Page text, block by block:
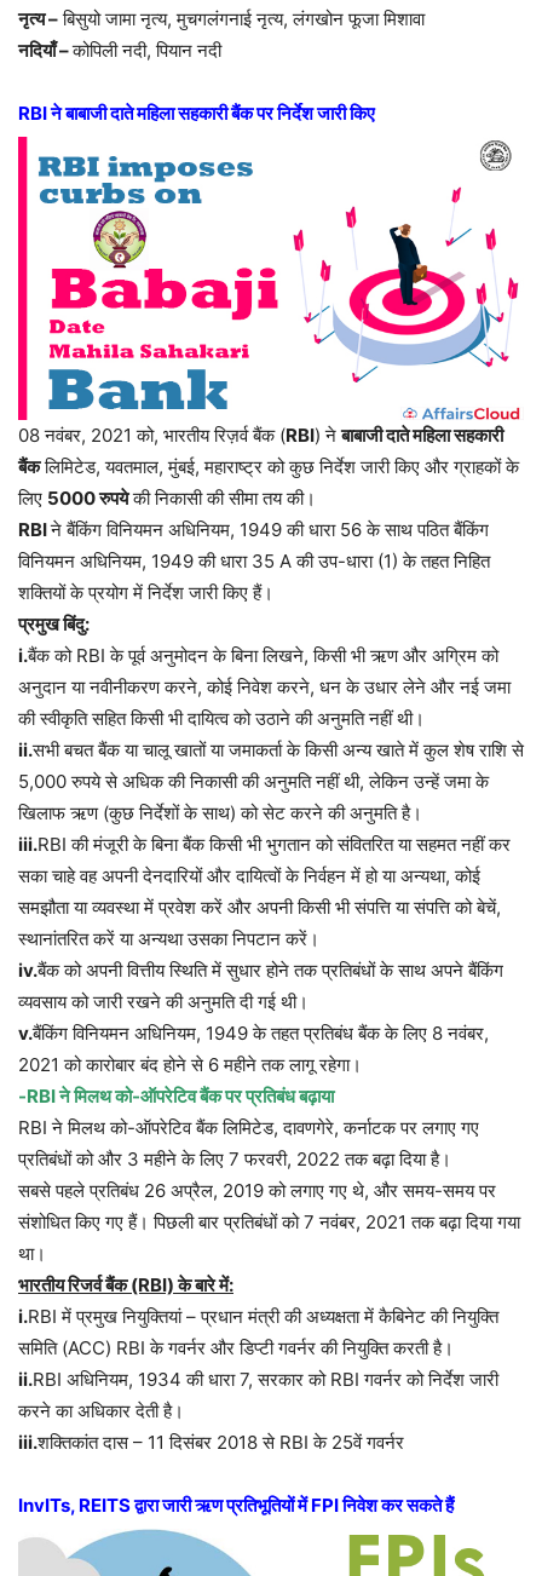
नृत्य –बिसुयो जामा नृत्य, मुचगलंगनाई नृत्य, लंगखोन फूजा मिशावा
नदियाँ –कोपिली नदी, पियान नदी
RBI ने बाबाजी दाते महिला सहकारी बैंक पर निर्देश जारी किए
08 नवंबर, 2021 को, भारतीय रिज़र्व बैंक (RBI) नेबाबाजी दाते महिला सहकारी
बैंकलिमिटेड, यवतमाल, मुंबई, महाराष्ट्र को कुछ निर्देश जारी किए और ग्राहकों के
लिए 5000 रुपयेकी निकासी की सीमा तय की।
RBIने बैंकिंग विनियमन अधिनियम, 1949 की धारा 56 के साथ पठित बैंकिंग
विनियमन अधिनियम, 1949 की धारा 35 A की उप-धारा (1) के तहत निहित
शक्तियों के प्रयोग में निर्देश जारी किए हैं।
प्रमुख बिंदु:
i.बैंक को RBI के पूर्व अनुमोदन के बिना लिखने, किसी भी ऋण और अग्रिम को
अनुदान या नवीनीकरण करने, कोई निवेश करने, धन के उधार लेने और नई जमा
की स्वीकृति सहित किसी भी दायित्व को उठाने की अनुमति नहीं थी।
ii.सभी बचत बैंक या चालू खातों या जमाकर्ता के किसी अन्य खाते में कुल शेष राशि से
5,000 रुपये से अधिक की निकासी की अनुमति नहीं थी, लेकिन उन्हें जमा के
खिलाफ ऋण (कुछ निर्देशों के साथ) को सेट करने की अनुमति है।
iii.RBI की मंजूरी के बिना बैंक किसी भी भुगतान को संवितरित या सहमत नहीं कर
सका चाहे वह अपनी देनदारियों और दायित्वों के निर्वहन में हो या अन्यथा, कोई
समझौता या व्यवस्था में प्रवेश करें और अपनी किसी भी संपत्ति या संपत्ति को बेचें,
स्थानांतरित करें या अन्यथा उसका निपटान करें।
iv.बैंक को अपनी वित्तीय स्थिति में सुधार होने तक प्रतिबंधों के साथ अपने बैंकिंग
व्यवसाय को जारी रखने की अनुमति दी गई थी।
v.बैंकिंग विनियमन अधिनियम, 1949 के तहत प्रतिबंध बैंक के लिए 8 नवंबर,
2021 को कारोबार बंद होने से 6 महीने तक लागू रहेगा।
-RBI ने मिलथ को-ऑपरेटिव बैंक पर प्रतिबंध बढ़ाया
RBI ने मिलथ को-ऑपरेटिव बैंक लिमिटेड, दावणगेरे, कर्नाटक पर लगाए गए
प्रतिबंधों को और 3 महीने के लिए 7 फरवरी, 2022 तक बढ़ा दिया है।
सबसे पहले प्रतिबंध 26 अप्रैल, 2019 को लगाए गए थे, और समय-समय पर
संशोधित किए गए हैं। पिछली बार प्रतिबंधों को 7 नवंबर, 2021 तक बढ़ा दिया गया
था।
भारतीय रिजर्व बैंक (RBI) के बारे में:
i.RBI में प्रमुख नियुक्तियां – प्रधान मंत्री की अध्यक्षता में कैबिनेट की नियुक्ति
समिति (ACC) RBI के गवर्नर और डिप्टी गवर्नर की नियुक्ति करती है।
ii.RBI अधिनियम, 1934 की धारा 7, सरकार को RBI गवर्नर को निर्देश जारी
करने का अधिकार देती है।
iii.शक्तिकांत दास – 11 दिसंबर 2018 से RBI के 25वें गवर्नर
InvITs, REITS द्वारा जारी ऋण प्रतिभूतियों में FPI निवेश कर सकते हैं